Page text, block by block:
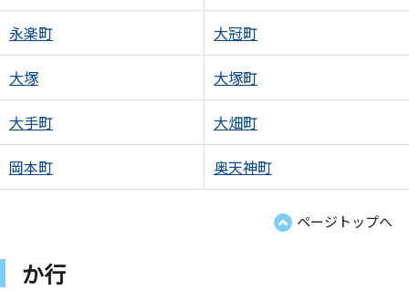
永楽町 大冠町
大塚 大塚町
大手町 大畑町
岡本町 奥天神町
ページトップへ
か行